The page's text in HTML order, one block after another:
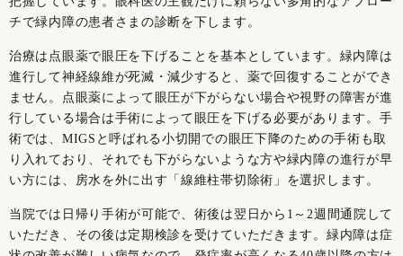
チで緑内障の患者さまの診断を下します。
治療は点眼薬で眼圧を下げることを基本としています。緑内障は
進行して神経線維が死滅・減少すると、薬で回復することができ
ません。点眼薬によって眼圧が下がらない場合や視野の障害が進
行している場合は手術によって眼圧を下げる必要があります。手
術では、MIGSと呼ばれる小切開での眼圧下降のための手術も取
り入れており、それでも下がらないような方や緑内障の進行が早
い方には、房水を外に出す「線維柱帯切除術」を選択します。
当院では日帰り手術が可能で、術後は翌日から1～2週間通院して
いただき、その後は定期検診を受けていただきます。緑内障は症